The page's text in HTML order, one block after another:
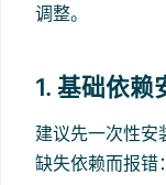
调整。
1. 基础依赖
建议先一次性安
缺失依赖而报错：